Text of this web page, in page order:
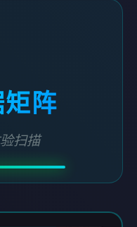
阵
扫描